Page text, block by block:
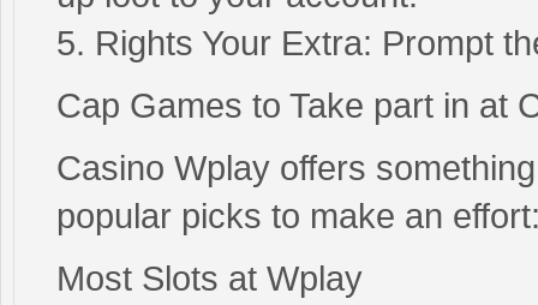
5. Rights Your Extra: Prompt
Cap Games to Take part in at
Casino Wplay offers
popular picks to make an
Most Slots at Wplay